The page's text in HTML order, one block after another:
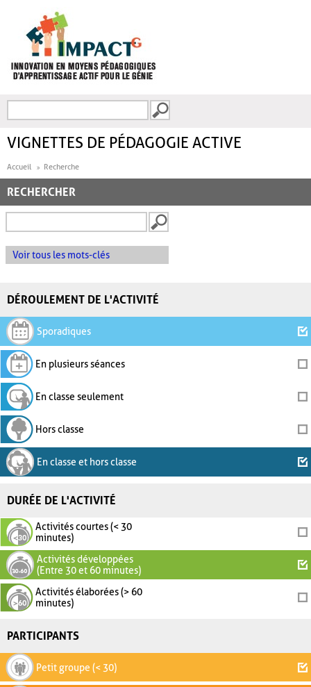
FORMULAIRE DE
VIGNETTES DE PÉDAGOGIE ACTIVE
Accueil Recherche
RECHERCHER
Voir tous les mots-clés
DÉROULEMENT DE L'ACTIVITÉ
Sporadiques
En plusieurs séances
En classe seulement
Hors classe
En classe et hors classe
DURÉE DE L'ACTIVITÉ
Activités courtes (< 30
minutes)
Activités développées
(Entre 30 et 60 minutes)
Activités élaborées (> 60
minutes)
PARTICIPANTS
Petit groupe (< 30)